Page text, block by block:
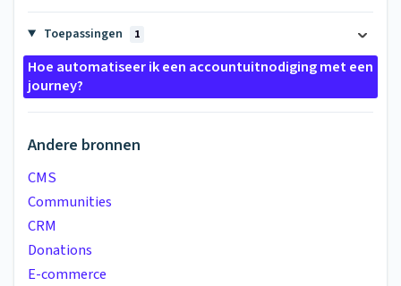
Toepassingen 1
Hoe automatiseer ik een accountuitnodiging met een
journey?
Andere bronnen
CMS
Communities
CRM
Donations
E-commerce